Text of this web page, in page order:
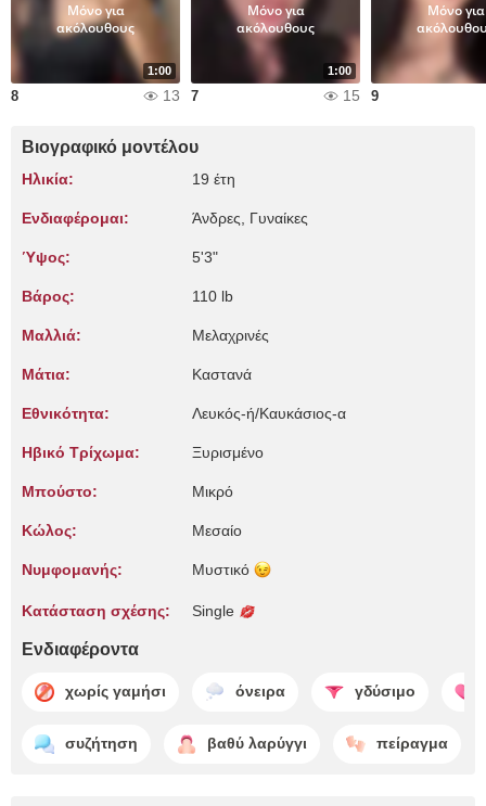
1:00
Μόνο για
ακόλουθους
8 13
1:00
Μόνο για
ακόλουθους
7 15
Μόνο για
9
Βιογραφικό μοντέλου
Ηλικία: 19 έτη
Ενδιαφέρομαι: Άνδρες, Γυναίκες
Ύψος: 5'3"
Βάρος: 110 lb
Μαλλιά: Μελαχρινές
Μάτια: Καστανά
Εθνικότητα: Λευκός-ή/Καυκάσιος-α
Ηβικό Τρίχωμα: Ξυρισμένο
Μπούστο: Μικρό
Κώλος: Μεσαίο
Νυμφομανής: Μυστικό
Κατάσταση σχέσης: Single
Ενδιαφέροντα
χωρίς γαμήσι όνειρα γδύσιμο
συζήτηση βαθύ λαρύγγι πείραγμα